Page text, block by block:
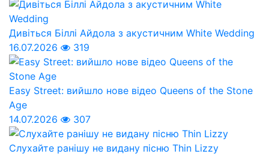
Дивіться Біллі Айдола з акустичним White Wedding
16.07.2026
319
Easy Street: вийшло нове відео Queens of the Stone
Age
14.07.2026
307
Слухайте ранішу не видану пісню Thin Lizzy